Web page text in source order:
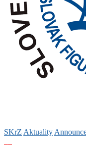
SKrZ Aktuality